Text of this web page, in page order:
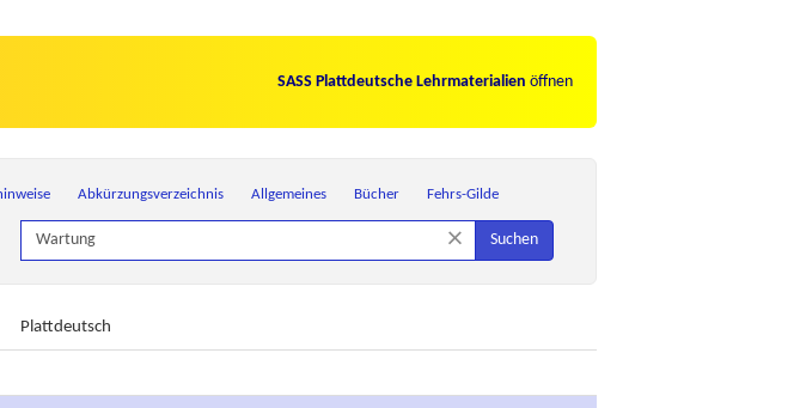
SASS Plattdeutsche Lehrmaterialien öffnen
Abkürzungsverzeichnis Allgemeines Bücher Fehrs-Gilde
× Suchen
Plattdeutsch